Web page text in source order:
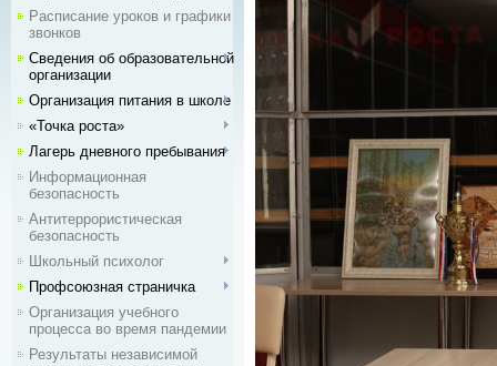
Расписание уроков и графики
звонков
Сведения об образовательной
организации
Организация питания в школе
«Точка роста»
Лагерь дневного пребывания
Информационная
безопасность
Антитеррористическая
безопасность
Школьный психолог
Профсоюзная страничка
Организация учебного
процесса во время пандемии
Результаты независимой